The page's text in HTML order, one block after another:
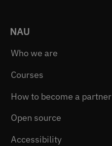
NAU
Who we are
Courses
How to become a partner
Open source
Accessibility